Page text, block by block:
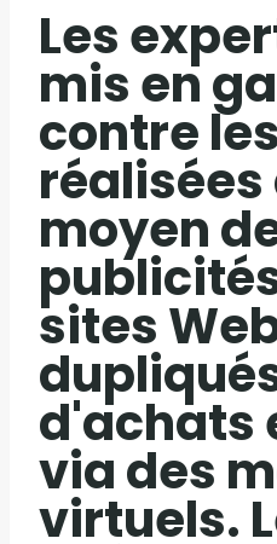
Les
mis en
contre
réalisées
moyen
sites
d'achats
via des
virtuels.